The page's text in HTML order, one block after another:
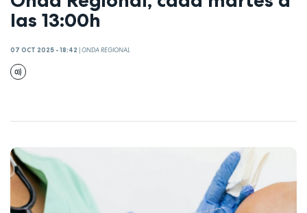
las 13:00h
07 OCT 2025 - 18:42 ONDA REGIONAL